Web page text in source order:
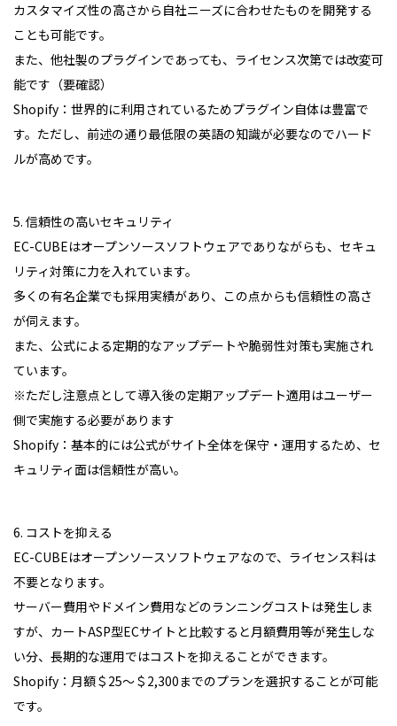
カスタマイズ性の高さから自社ニーズに合わせたものを開発する
ことも可能です。
また、他社製のプラグインであっても、ライセンス次第では改変可
能です（要確認）
Shopify：世界的に利用されているためプラグイン自体は豊富で
す。ただし、前述の通り最低限の英語の知識が必要なのでハード
ルが高めです。
5. 信頼性の高いセキュリティ
EC-CUBEはオープンソースソフトウェアでありながらも、セキュ
リティ対策に力を入れています。
多くの有名企業でも採用実績があり、この点からも信頼性の高さ
が伺えます。
また、公式による定期的なアップデートや脆弱性対策も実施され
ています。
※ただし注意点として導入後の定期アップデート適用はユーザー
側で実施する必要があります
Shopify：基本的には公式がサイト全体を保守・運用するため、セ
キュリティ面は信頼性が高い。
6. コストを抑える
EC-CUBEはオープンソースソフトウェアなので、ライセンス料は
不要となります。
サーバー費用やドメイン費用などのランニングコストは発生しま
すが、カートASP型ECサイトと比較すると月額費用等が発生しな
い分、長期的な運用ではコストを抑えることができます。
Shopify：月額＄25〜＄2,300までのプランを選択することが可能
です。